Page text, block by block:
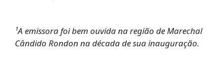
¹A emissora foi bem ouvida na região de Marechal
Cândido Rondon na década de sua inauguração.